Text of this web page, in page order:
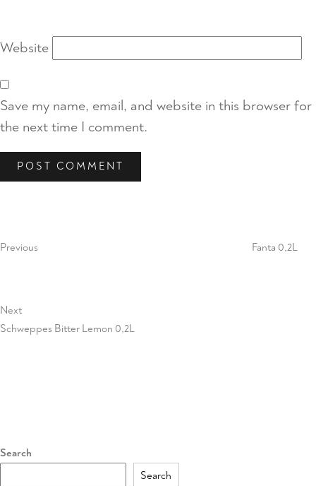
Website
Save my name, email, and website in this browser for
the next time I comment.
Previous
Fanta 0,2L
Next
Post
Next
Schweppes Bitter Lemon 0,2L
Search
Search